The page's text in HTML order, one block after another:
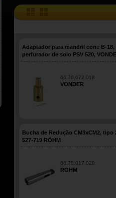
Adaptador para mandril cone B-18,
perfurador de solo PSV 520,
66.70.072.018
VONDER
Bucha de Redução CM3xCM2, tipo
527-719 RÖHM
66.75.017.020
ROHM